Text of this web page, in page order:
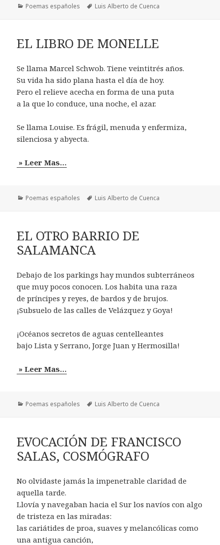
Categorías
Poemas españoles Etiquetas
Luis Alberto de Cuenca
EL LIBRO DE MONELLE
Se llama Marcel Schwob. Tiene veintitrés años.
Su vida ha sido plana hasta el día de hoy.
Pero el relieve acecha en forma de una puta
a la que lo conduce, una noche, el azar.
Se llama Louise. Es frágil, menuda y enfermiza,
silenciosa y abyecta.
» Leer Mas…
Categorías
Poemas españoles Etiquetas
Luis Alberto de Cuenca
EL OTRO BARRIO DE
SALAMANCA
Debajo de los parkings hay mundos subterráneos
que muy pocos conocen. Los habita una raza
de príncipes y reyes, de bardos y de brujos.
¡Subsuelo de las calles de Velázquez y Goya!
¡Océanos secretos de aguas centelleantes
bajo Lista y Serrano, Jorge Juan y Hermosilla!
» Leer Mas…
Categorías
Poemas españoles Etiquetas
Luis Alberto de Cuenca
EVOCACIÓN DE FRANCISCO
SALAS, COSMÓGRAFO
No olvidaste jamás la impenetrable claridad de
aquella tarde.
Llovía y navegaban hacia el Sur los navíos con algo
de tristeza en las miradas:
las cariátides de proa, suaves y melancólicas como
una antigua canción,